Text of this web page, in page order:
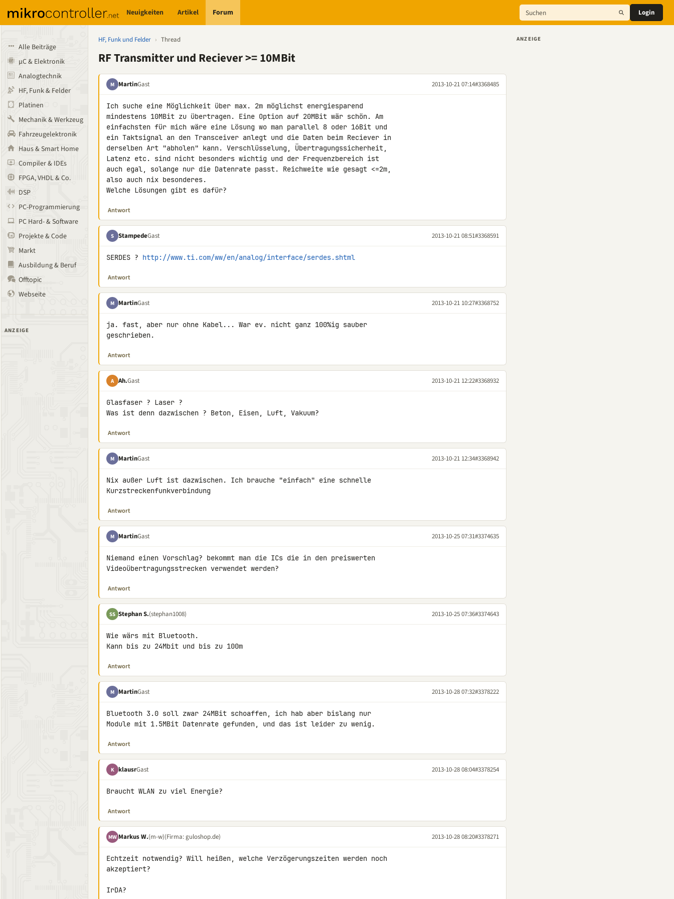
Neuigkeiten Artikel Forum Login
Alle Beiträge
µC & Elektronik
Analogtechnik
HF, Funk & Felder
Platinen
Mechanik & Werkzeug
Fahrzeugelektronik
Haus & Smart Home
Compiler & IDEs
FPGA, VHDL & Co.
DSP
PC-Programmierung
PC Hard- & Software
Projekte & Code
Markt
Ausbildung & Beruf
Offtopic
Webseite
ANZEIGE
HF, Funk und Felder › Thread
RF Transmitter und Reciever >= 10MBit
M MartinGast 2013-10-21 07:14#3368485
Ich suche eine Möglichkeit über max. 2m möglichst energiesparend
mindestens 10MBit zu übertragen. Eine Option auf 20MBit wär schön. Am
einfachsten für mich wäre eine Lösung wo man parallel 8 oder 16Bit und
ein Taktsignal an den Transceiver anlegt und die Daten beim Reciever in
derselben Art "abholen" kann. Verschlüsselung, Übertragungssicherheit,
Latenz etc. sind nicht besonders wichtig und der Frequenzbereich ist
auch egal, solange nur die Datenrate passt. Reichweite wie gesagt <=2m,
also auch nix besonderes.
Welche Lösungen gibt es dafür?
Antwort
S StampedeGast 2013-10-21 08:51#3368591
SERDES ? http://www.ti.com/ww/en/analog/interface/serdes.shtml
Antwort
M MartinGast 2013-10-21 10:27#3368752
ja. fast, aber nur ohne Kabel... War ev. nicht ganz 100%ig sauber
geschrieben.
Antwort
A Ah.Gast 2013-10-21 12:22#3368932
Glasfaser ? Laser ?
Was ist denn dazwischen ? Beton, Eisen, Luft, Vakuum?
Antwort
M MartinGast 2013-10-21 12:34#3368942
Nix außer Luft ist dazwischen. Ich brauche "einfach" eine schnelle
Kurzstreckenfunkverbindung
Antwort
M MartinGast 2013-10-25 07:31#3374635
Niemand einen Vorschlag? bekommt man die ICs die in den preiswerten
Videoübertragungsstrecken verwendet werden?
Antwort
SS Stephan S.(stephan1008) 2013-10-25 07:36#3374643
Wie wärs mit Bluetooth.
Kann bis zu 24Mbit und bis zu 100m
Antwort
M MartinGast 2013-10-28 07:32#3378222
Bluetooth 3.0 soll zwar 24MBit schoaffen, ich hab aber bislang nur
Module mit 1.5MBit Datenrate gefunden, und das ist leider zu wenig.
Antwort
K klausrGast 2013-10-28 08:04#3378254
Braucht WLAN zu viel Energie?
Antwort
MW Markus W.(m-w)(Firma: guloshop.de) 2013-10-28 08:20#3378271
Echtzeit notwendig? Will heißen, welche Verzögerungszeiten werden noch
akzeptiert?
IrDA?
ANZEIGE